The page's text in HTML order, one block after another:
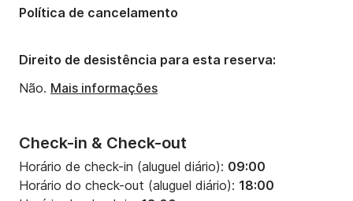
Calado:1.35m
Potência do motor:114cv
Check-in & Check-out
Horário de check-in (aluguel diário): 09:00
Horário do check-out (aluguel diário): 18:00
Política de cancelamento
Direito de desistência para esta reserva:
Não. Mais informações